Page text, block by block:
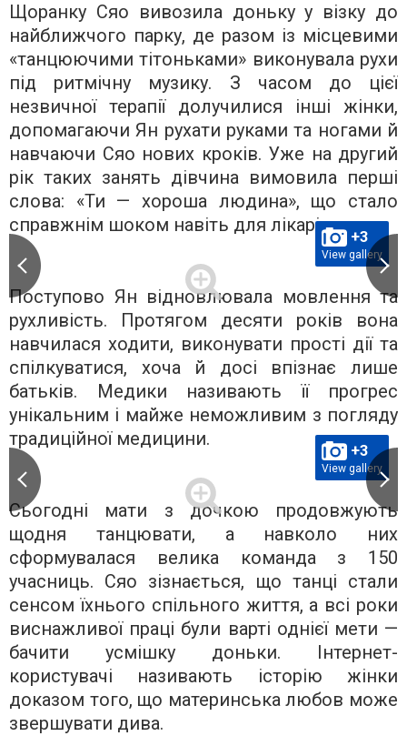
Щоранку Сяо вивозила доньку у візку до
найближчого парку, де разом із місцевими
«танцюючими тітоньками» виконувала рухи
під ритмічну музику. З часом до цієї
незвичної терапії долучилися інші жінки,
допомагаючи Ян рухати руками та ногами й
навчаючи Сяо нових кроків. Уже на другий
рік таких занять дівчина вимовила перші
слова: «Ти — хороша людина», що стало
справжнім шоком навіть для лікарів.
+3
View gallery
Поступово Ян відновлювала мовлення та
рухливість. Протягом десяти років вона
навчилася ходити, виконувати прості дії та
спілкуватися, хоча й досі впізнає лише
батьків. Медики називають її прогрес
унікальним і майже неможливим з погляду
традиційної медицини.
+3
View gallery
Сьогодні мати з дочкою продовжують
щодня танцювати, а навколо них
сформувалася велика команда з 150
учасниць. Сяо зізнається, що танці стали
сенсом їхнього спільного життя, а всі роки
виснажливої праці були варті однієї мети —
бачити усмішку доньки. Інтернет-
користувачі називають історію жінки
доказом того, що материнська любов може
звершувати дива.